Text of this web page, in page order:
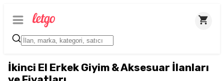
İkinci El Erkek Giyim & Aksesuar İlanları